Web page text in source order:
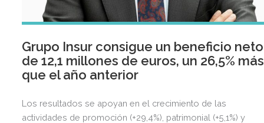
Grupo Insur consigue un beneficio neto
de 12,1 millones de euros, un 26,5% más
que el año anterior
Los resultados se apoyan en el crecimiento de las
actividades de promoción (+29,4%), patrimonial (+5,1%) y